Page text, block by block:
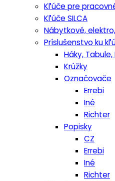
Kľúče pre
Kľúče SILCA
Nábytkové,
Príslušenstvo ku
Háky,
Krúžky
Označovače
Errebi
Iné
Richter
Popisky
CZ
Errebi
Iné
Richter